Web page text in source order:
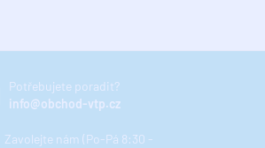
Potřebujete poradit?
info@obchod-vtp.cz
Zavolejte nám (Po-Pá 8:30 -